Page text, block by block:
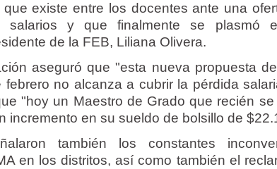
existe entre los docentes ante una
salarios y que finalmente se plasmó
de la FEB, Liliana Olivera.
aseguró que "esta nueva propuesta
no alcanza a cubrir la pérdida
"hoy un Maestro de Grado que recién
incremento en su sueldo de bolsillo de
también los constantes
en los distritos, así como también el